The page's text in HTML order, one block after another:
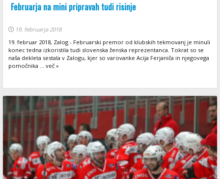
Februarja na mini pripravah tudi risinje
19. februarja 2018
19. februar 2018, Zalog - Februarski premor od klubskih tekmovanj je minuli
konec tedna izkoristila tudi slovenska ženska reprezentanca. Tokrat so se
naša dekleta sestala v Zalogu, kjer so varovanke Acija Ferjaniča in njegovega
pomočnika ... več »